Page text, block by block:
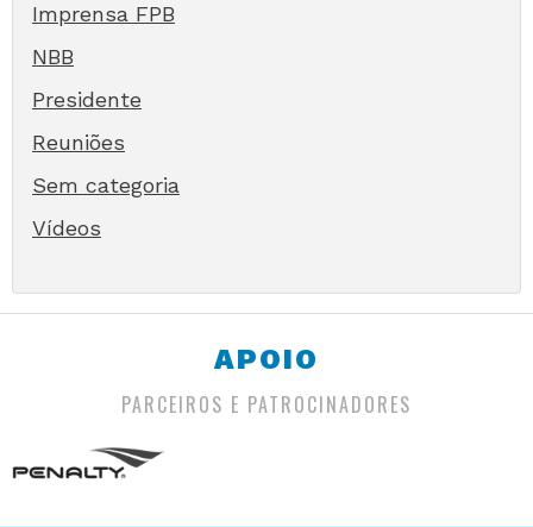
Imprensa FPB
NBB
Presidente
Reuniões
Sem categoria
Vídeos
APOIO
PARCEIROS E PATROCINADORES